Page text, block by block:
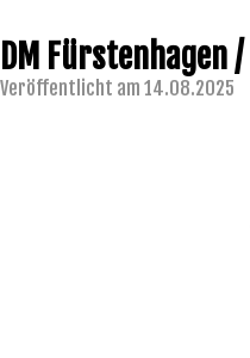
DM Fürstenhagen
Veröffentlicht am 14.08.2025